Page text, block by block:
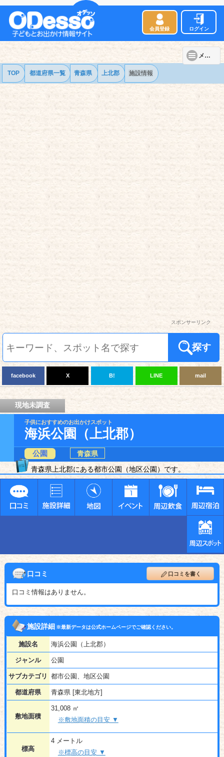
会員登録 ログイン
メニュー
TOP 都道府県一覧 青森県 上北郡 施設情報
スポンサーリンク
探す
facebook X B! LINE mail
現地未調査
子供におすすめのお出かけスポット
海浜公園（上北郡）
公園
青森県
青森県上北郡にある都市公園（地区公園）です。
口コミ 口コミを書く
口コミ情報はありません。
施設詳細※最新データは公式ホームページでご確認ください。
施設名 海浜公園（上北郡）
ジャンル 公園
サブカテゴリ 都市公園、地区公園
都道府県 青森県 [東北地方]
敷地面積
31,008 ㎡
※敷地面積の目安 ▼
標高
4 メートル
※標高の目安 ▼